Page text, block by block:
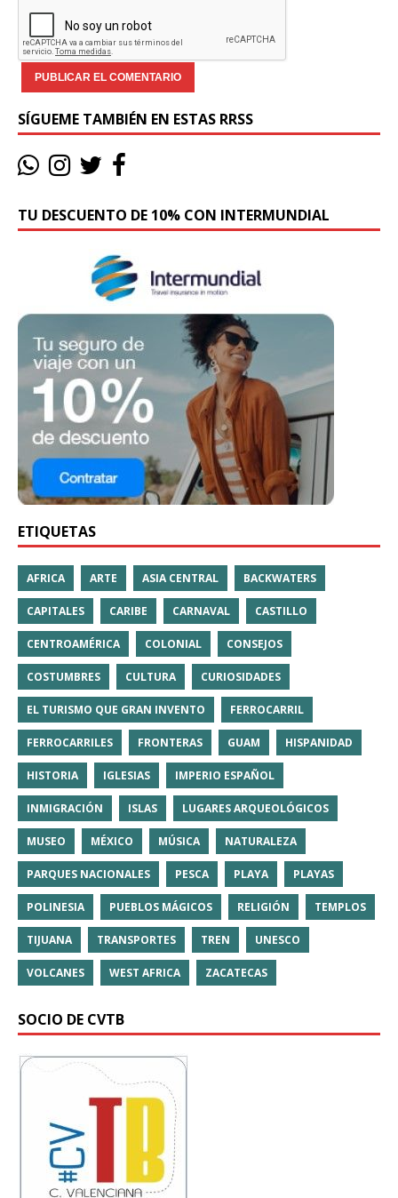
SÍGUEME TAMBIÉN EN ESTAS RRSS
TU DESCUENTO DE 10% CON INTERMUNDIAL
ETIQUETAS
AFRICA ARTE ASIA CENTRAL BACKWATERS
CAPITALES CARIBE CARNAVAL CASTILLO
CENTROAMÉRICA COLONIAL CONSEJOS
COSTUMBRES CULTURA CURIOSIDADES
EL TURISMO QUE GRAN INVENTO FERROCARRIL
FERROCARRILES FRONTERAS GUAM HISPANIDAD
HISTORIA IGLESIAS IMPERIO ESPAÑOL
INMIGRACIÓN ISLAS LUGARES ARQUEOLÓGICOS
MUSEO MÉXICO MÚSICA NATURALEZA
PARQUES NACIONALES PESCA PLAYA PLAYAS
POLINESIA PUEBLOS MÁGICOS RELIGIÓN TEMPLOS
TIJUANA TRANSPORTES TREN UNESCO
VOLCANES WEST AFRICA ZACATECAS
SOCIO DE CVTB